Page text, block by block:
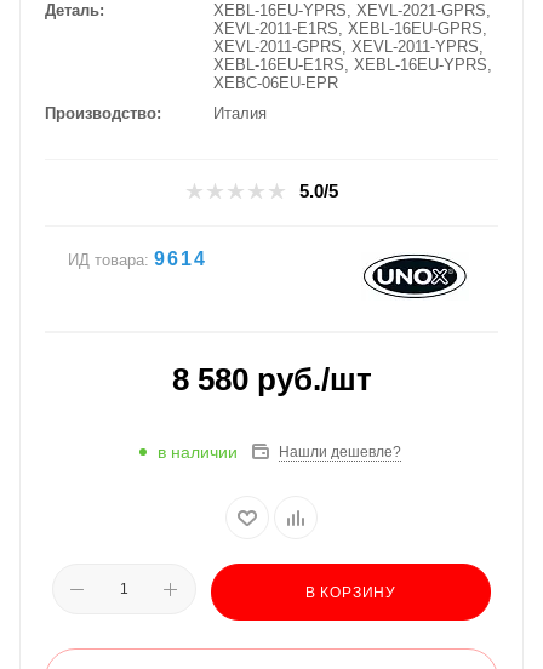
Деталь
XEBL-16EU-YPRS, XEVL-2021-GPRS,
XEVL-2011-E1RS, XEBL-16EU-GPRS,
XEVL-2011-GPRS, XEVL-2011-YPRS,
XEBL-16EU-E1RS, XEBL-16EU-YPRS,
XEBC-06EU-EPR
Производство
Италия
5.0/5
ИД товара: 9614
8 580руб./шт
в наличии Нашли дешевле?
В КОРЗИНУ